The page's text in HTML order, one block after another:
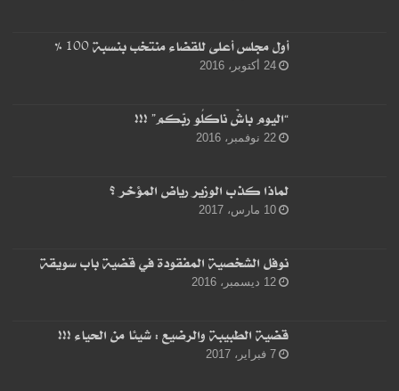
أول مجلس أعلى للقضاء منتخب بنسبة 100 %
24 أكتوبر، 2016
“اليوم باشْ ناكلُو ربّكم” !!!
22 نوفمبر، 2016
لماذا كذب الوزير رياض المؤخر ؟
10 مارس، 2017
نوفل الشخصية المفقودة في قضية باب سويقة
12 ديسمبر، 2016
قضية الطبيبة والرضيع : شيئا من الحياء !!!
7 فبراير، 2017